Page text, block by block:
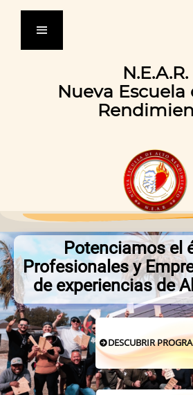
N.E.A.R.
Nueva Escuela
Potenciamos el
Profesionales y
de experiencias de
DESCUBRIR